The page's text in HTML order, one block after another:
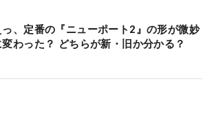
っ、定番の『ニューポート2』の形が微妙
変わった？ どちらが新・旧か分かる？